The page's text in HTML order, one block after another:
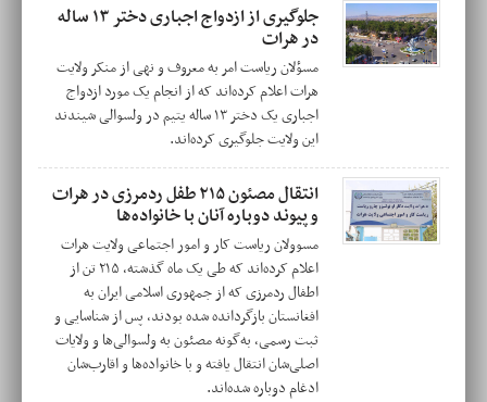
جلوگیری از ازدواج اجباری دختر ۱۳ ساله
در هرات
مسؤلان ریاست امر به معروف و نهی از منکر ولایت
هرات اعلام کرده‌اند که از انجام یک مورد ازدواج
اجباری یک دختر ۱۳ ساله یتیم در ولسوالی شیندند
این ولایت جلوگیری کرده‌اند.
انتقال مصئون ۲۱۵ طفل ردمرزی در هرات
و پیوند دوباره آنان با خانواده‌ها
مسوولان ریاست کار و امور اجتماعی ولایت هرات
اعلام کرده‌اند که طی یک ماه گذشته، ۲۱۵ تن از
اطفال ردمرزی که از جمهوری اسلامی ایران به
افغانستان بازگردانده شده بودند، پس از شناسایی و
ثبت رسمی، به‌گونه مصئون به ولسوالی‌ها و ولایات
اصلی‌شان انتقال یافته و با خانواده‌ها و اقارب‌شان
ادغام دوباره شده‌اند.